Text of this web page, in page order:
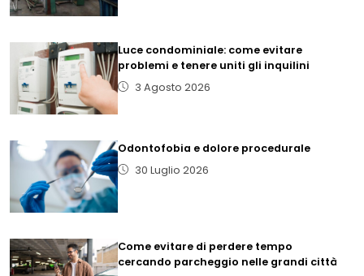
Luce condominiale: come evitare
problemi e tenere uniti gli inquilini
3 Agosto 2026
Odontofobia e dolore procedurale
30 Luglio 2026
Come evitare di perdere tempo
cercando parcheggio nelle grandi città